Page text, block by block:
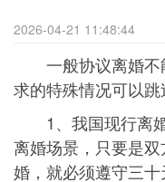
2026-04-21 11:48:44
一般协议离婚不
求的特殊情况可以跳
1、我国现行离婚
离婚场景，只要是
婚，就必须遵守三